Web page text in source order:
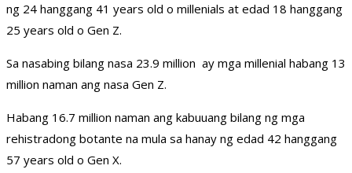
ng 24 hanggang 41 years old o millenials at edad 18 hanggang
25 years old o Gen Z.
Sa nasabing bilang nasa 23.9 million ay mga millenial habang 13
million naman ang nasa Gen Z.
Habang 16.7 million naman ang kabuuang bilang ng mga
rehistradong botante na mula sa hanay ng edad 42 hanggang
57 years old o Gen X.